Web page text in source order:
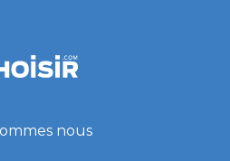
nous